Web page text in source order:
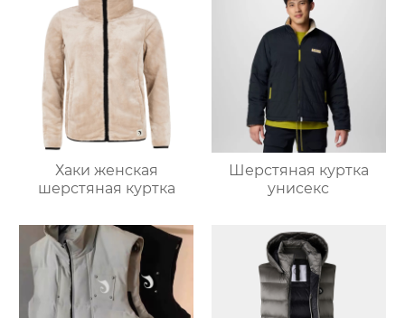
Хаки женская
шерстяная куртка
Шерстяная куртка
унисекс